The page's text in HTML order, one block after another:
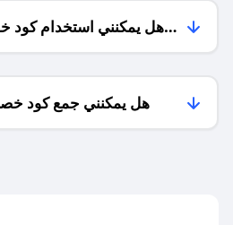
هل يمكنني استخدام كود
هل يمكنني جمع كود